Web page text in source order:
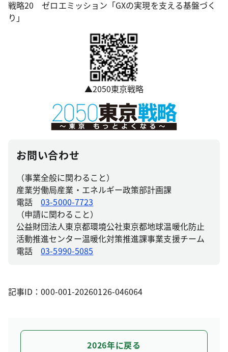
戦略20 ゼロエミッション「GXの実現を支える基盤づく
り」
▲2050東京戦略
お問い合わせ
（事業全般に関わること）
産業労働局産業・エネルギー政策部計画課
電話03-5000-7723
（申請に関わること）
公益財団法人東京都環境公社東京都地球温暖化防止
活動推進センター温暖化対策推進課事業支援チーム
電話03-5990-5085
記事ID：000-001-20260126-046064
2026年に戻る